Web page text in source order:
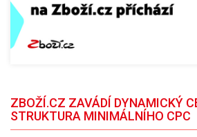
ZBOŽÍ.CZ ZAVÁDÍ DYNAMICKÝ
STRUKTURA MINIMÁLNÍHO CPC